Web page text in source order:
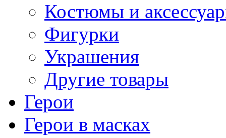
Костюмы и
Фигурки
Украшения
Другие товары
Герои
Герои в масках